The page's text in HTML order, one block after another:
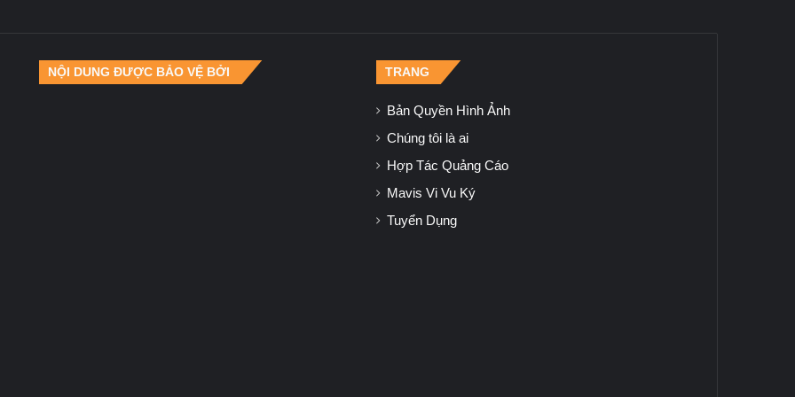
NỘI DUNG ĐƯỢC BẢO VỆ BỞI TRANG
Bản Quyền Hình Ảnh
Chúng tôi là ai
Hợp Tác Quảng Cáo
Mavis Vi Vu Ký
Tuyển Dụng